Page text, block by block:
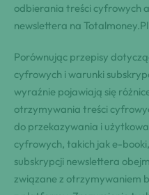
odbierania treści cyfrowych
newslettera na
Porównując przepisy
cyfrowych i warunki
wyraźnie pojawiają się
otrzymywania treści
do przekazywania i
cyfrowych, takich jak e-
subskrypcji newslettera
związane z otrzymywaniem